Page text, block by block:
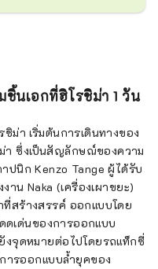
นเอกที่ฮิโรชิม่า 1 วัน
ม่า เริ่มต้นการเดินทางของ
ซึ่งเป็นสัญลักษณ์ของความ
ปนิก Kenzo Tange ผู้ได้รับ
าน Naka (เครื่องเผาขยะ)
ที่สร้างสรรค์ ออกแบบโดย
ดเด่นของการออกแบบ
งจุดหมายต่อไปโดยรถแท็กซี่
ารออกแบบล้ำยุคของ